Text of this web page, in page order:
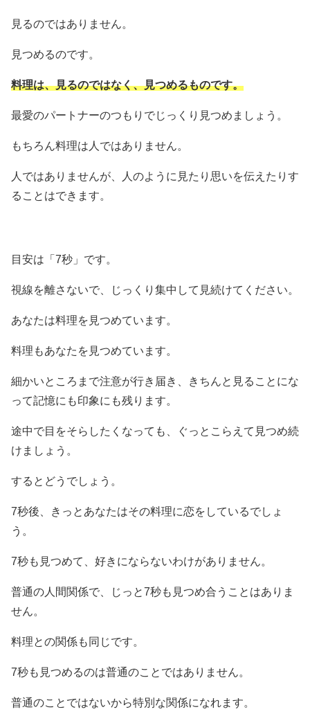
見るのではありません。
見つめるのです。
料理は、見るのではなく、見つめるものです。
最愛のパートナーのつもりでじっくり見つめましょう。
もちろん料理は人ではありません。
人ではありませんが、人のように見たり思いを伝えたりす
ることはできます。
目安は「7秒」です。
視線を離さないで、じっくり集中して見続けてください。
あなたは料理を見つめています。
料理もあなたを見つめています。
細かいところまで注意が行き届き、きちんと見ることにな
って記憶にも印象にも残ります。
途中で目をそらしたくなっても、ぐっとこらえて見つめ続
けましょう。
するとどうでしょう。
7秒後、きっとあなたはその料理に恋をしているでしょ
う。
7秒も見つめて、好きにならないわけがありません。
普通の人間関係で、じっと7秒も見つめ合うことはありま
せん。
料理との関係も同じです。
7秒も見つめるのは普通のことではありません。
普通のことではないから特別な関係になれます。